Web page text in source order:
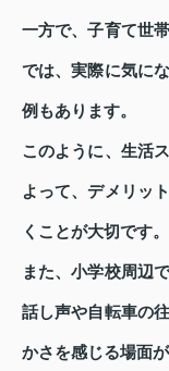
一方で、子育て世
では、実際に気に
例もあります。
このように、生活
よって、デメリッ
くことが大切です。
また、小学校周辺
話し声や自転車の
かさを感じる場面